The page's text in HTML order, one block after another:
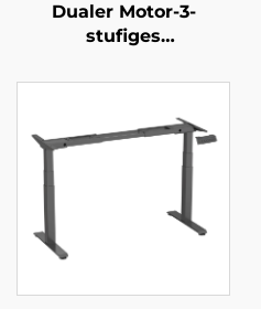
Dualer Motor-3-
stufiges
Stehpultgestell mit
quadratischen Säulen
– V-MOUNTS JSD2-01-D